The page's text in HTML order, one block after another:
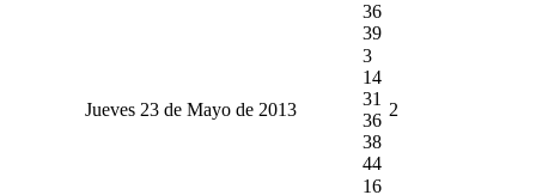
36
39
Jueves 23 de Mayo de 2013
3
14
31
36
38
44
2
16